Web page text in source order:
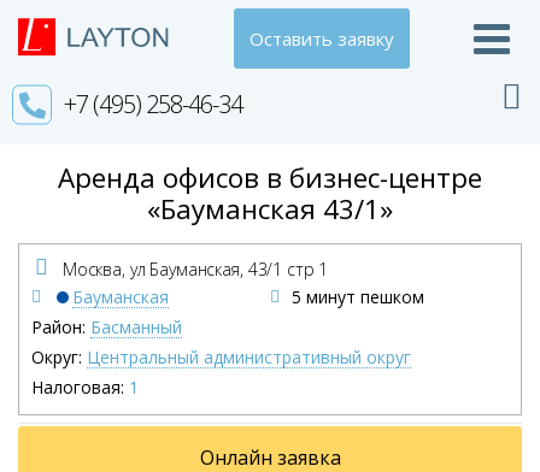
Оставить заявку
+7 (495) 258-46-34
Аренда офисов в бизнес-центре
«Бауманская 43/1»
Москва, ул Бауманская, 43/1 стр 1
Бауманская
5 минут пешком
Район: Басманный
Округ: Центральный административный округ
Налоговая: 1
Онлайн заявка